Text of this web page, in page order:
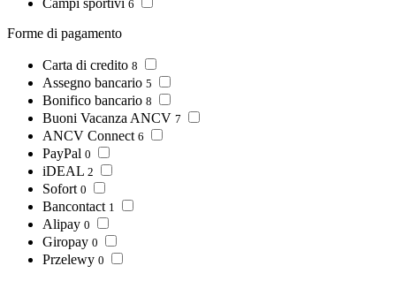
Campi sportivi 6
Forme di pagamento
Carta di credito 8
Assegno bancario 5
Bonifico bancario 8
Buoni Vacanza ANCV 7
ANCV Connect 6
PayPal 0
iDEAL 2
Sofort 0
Bancontact 1
Alipay 0
Giropay 0
Przelewy 0